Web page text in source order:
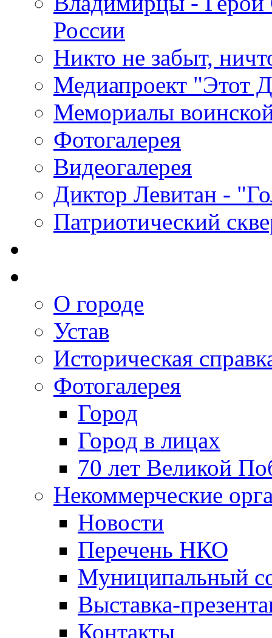
России
Никто не забыт,
Медиапроект "Этот
Мемориалы
Фотогалерея
Видеогалерея
Диктор Левитан -
Патриотический
О городе
Устав
Историческая
Фотогалерея
Город
Город в лицах
70 лет Великой
Некоммерческие
Новости
Перечень НКО
Муниципальный
Выставка-
Контакты